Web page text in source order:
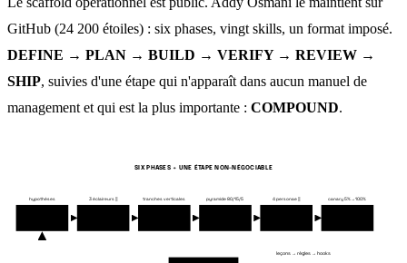
GitHub (24 200 étoiles) : six phases, vingt skills, un format imposé.
DEFINE → PLAN → BUILD → VERIFY → REVIEW →
SHIP, suivies d'une étape qui n'apparaît dans aucun manuel de
management et qui est la plus importante : COMPOUND.
hypothèses 3 éclaireurs ‖ tranches verticales pyramide 80/15/5 4 personae ‖ canary 5%→100%
leçons → règles → hooks
SIX PHASES + UNE ÉTAPE NON-NÉGOCIABLE